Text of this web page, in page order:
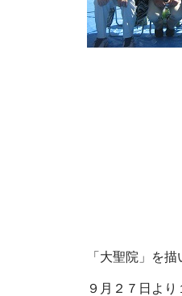
「大聖院」を
９月２７日よ